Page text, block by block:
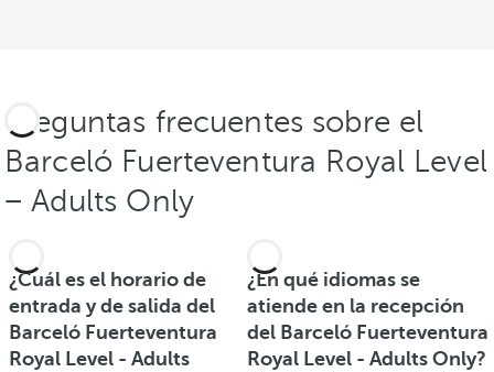
Preguntas frecuentes sobre el
Barceló Fuerteventura Royal Level
− Adults Only
¿Cuál es el horario de
entrada y de salida del
Barceló Fuerteventura
Royal Level - Adults
¿En qué idiomas se
atiende en la recepción
del Barceló Fuerteventura
Royal Level - Adults Only?